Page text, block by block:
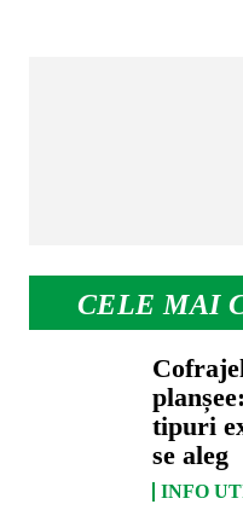
CELE MAI
tipuri
se aleg
INFO